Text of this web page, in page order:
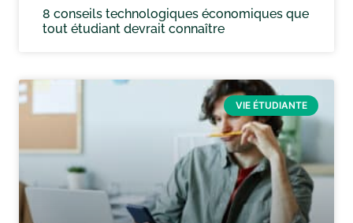
8 conseils technologiques économiques que
tout étudiant devrait connaître
VIE ÉTUDIANTE